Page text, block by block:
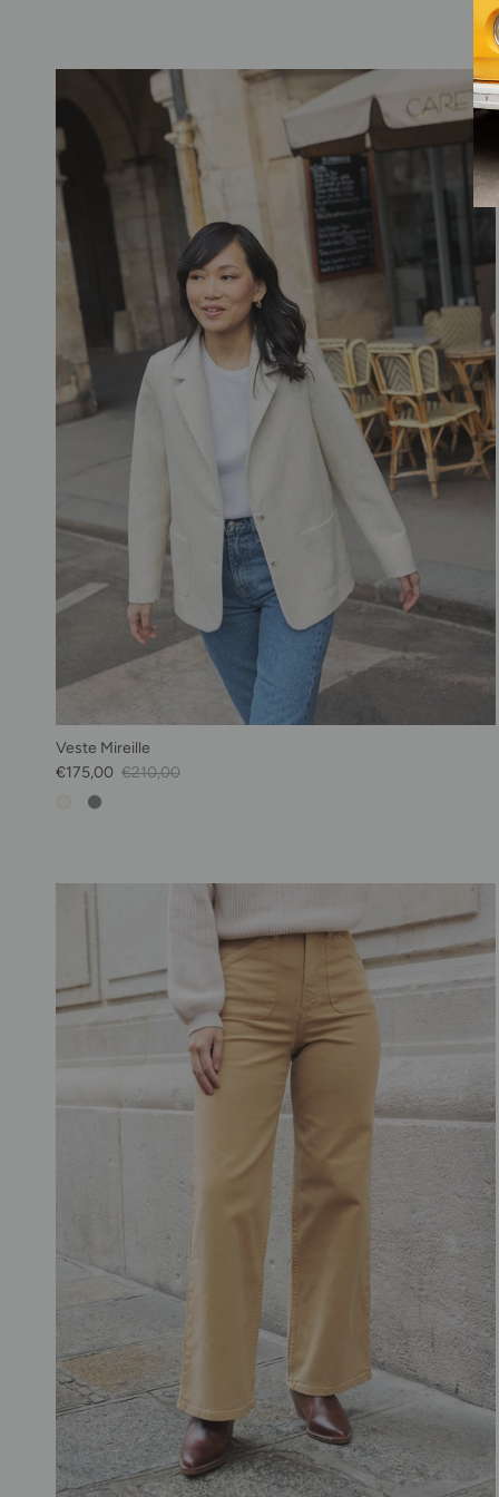
Veste Mireille
Prix soldé
€175,00 Prix habituel
€210,00